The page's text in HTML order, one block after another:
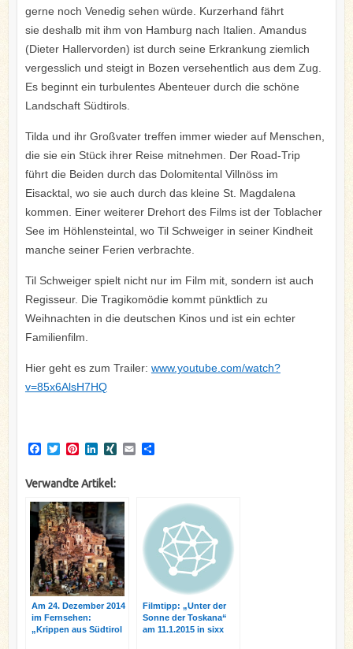
gerne noch Venedig sehen würde. Kurzerhand fährt
sie deshalb mit ihm von Hamburg nach Italien. Amandus
(Dieter Hallervorden) ist durch seine Erkrankung ziemlich
vergesslich und steigt in Bozen versehentlich aus dem Zug.
Es beginnt ein turbulentes Abenteuer durch die schöne
Landschaft Südtirols.
Tilda und ihr Großvater treffen immer wieder auf Menschen,
die sie ein Stück ihrer Reise mitnehmen. Der Road-Trip
führt die Beiden durch das Dolomitental Villnöss im
Eisacktal, wo sie auch durch das kleine St. Magdalena
kommen. Einer weiterer Drehort des Films ist der Toblacher
See im Höhlensteintal, wo Til Schweiger in seiner Kindheit
manche seiner Ferien verbrachte.
Til Schweiger spielt nicht nur im Film mit, sondern ist auch
Regisseur. Die Tragikomödie kommt pünktlich zu
Weihnachten in die deutschen Kinos und ist ein echter
Familienfilm.
Hier geht es zum Trailer: www.youtube.com/watch?
v=85x6AlsH7HQ
F
e
b
o
o
k
T
t
t
e
r
P
t
e
r
e
s
t
L
k
e
d
I
n
X
E
T
n
Verwandte Artikel:
Am 24. Dezember 2014
im Fernsehen:
„Krippen aus Südtirol
Filmtipp: „Unter der
Sonne der Toskana“
am 11.1.2015 in sixx